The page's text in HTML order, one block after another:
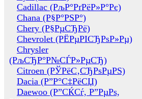
Cadillac (РљР°РґРёР»Р°Рє)
Chana (Р§Р°РЅР°)
Chery (Р§РµСЂРё)
Chevrolet (РЁРµРІСЂРѕР»Рµ)
Chrysler
(РљСЂР°Р№СЃР»РµСЂ)
Citroen (РЎРёС‚СЂРѕРµРЅ)
Dacia (Р”Р°С‡РёСЏ)
Daewoo (Р”СЌСѓ, Р”РµРѕ,